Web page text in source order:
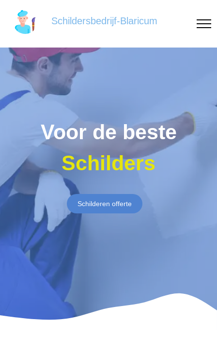
Schildersbedrijf-Blaricum
Voor de beste
Schilders
Schilderen offerte